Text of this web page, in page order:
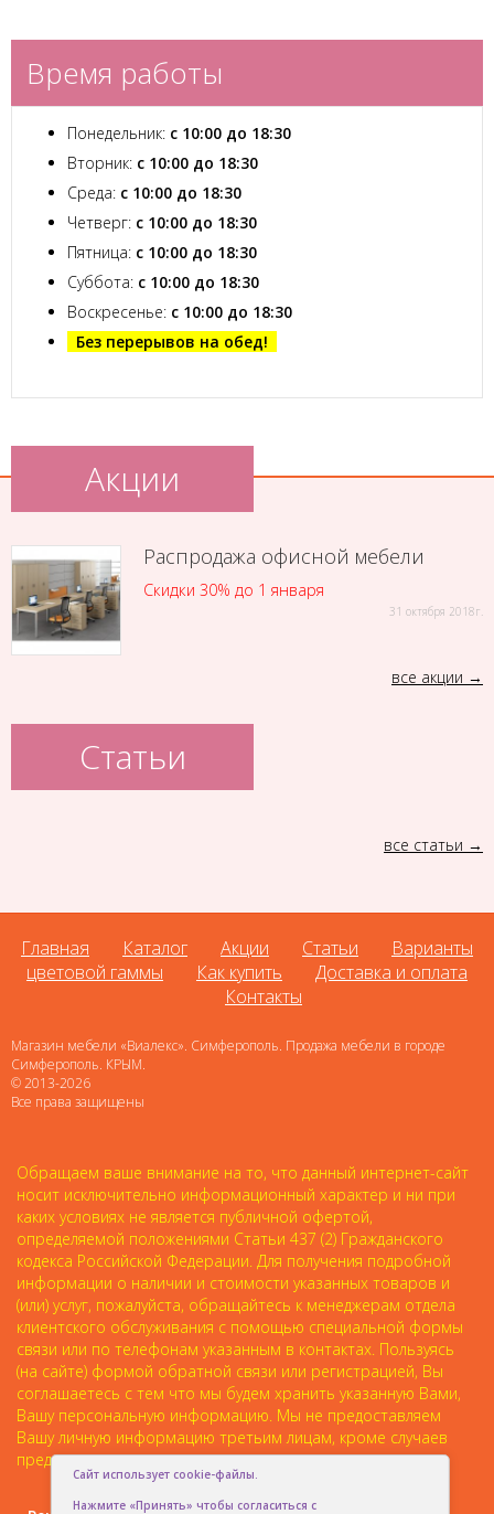
Время работы
Понедельник: с 10:00 до 18:30
Вторник: с 10:00 до 18:30
Среда: с 10:00 до 18:30
Четверг: с 10:00 до 18:30
Пятница: с 10:00 до 18:30
Суббота: с 10:00 до 18:30
Воскресенье: с 10:00 до 18:30
Без перерывов на обед!
Акции
Распродажа офисной мебели
Скидки 30% до 1 января
31 октября 2018г.
все акции
Статьи
все статьи
Главная Каталог Акции Статьи
Варианты
цветовой гаммы
Как купить
Доставка и оплата
Контакты
Магазин мебели «Виалекс». Симферополь. Продажа мебели в городе
Симферополь. КРЫМ.
© 2013-2026
Все права защищены
Обращаем ваше внимание на то, что данный интернет-сайт
носит исключительно информационный характер и ни при
каких условиях не является публичной офертой,
определяемой положениями Статьи 437 (2) Гражданского
кодекса Российской Федерации. Для получения подробной
информации о наличии и стоимости указанных товаров и
(или) услуг, пожалуйста, обращайтесь к менеджерам отдела
клиентского обслуживания с помощью специальной формы
связи или по телефонам указанным в контактах. Пользуясь
(на сайте) формой обратной связи или регистрацией, Вы
соглашаетесь с тем что мы будем хранить указанную Вами,
Вашу персональную информацию. Мы не предоставляем
Вашу личную информацию третьим лицам, кроме случаев
предусмотренных законодательством.
Сайт использует cookie-файлы.
Нажмите «Принять» чтобы согласиться с